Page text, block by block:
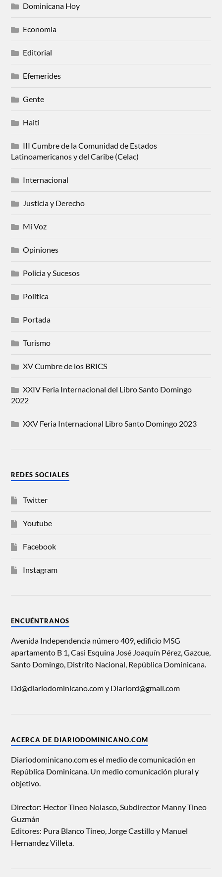
Dominicana Hoy
Economia
Editorial
Efemerides
Gente
Haiti
III Cumbre de la Comunidad de Estados
Latinoamericanos y del Caribe (Celac)
Internacional
Justicia y Derecho
Mi Voz
Opiniones
Policia y Sucesos
Politica
Portada
Turismo
XV Cumbre de los BRICS
XXIV Feria Internacional del Libro Santo Domingo
2022
XXV Feria Internacional Libro Santo Domingo 2023
REDES SOCIALES
Twitter
Youtube
Facebook
Instagram
ENCUÉNTRANOS
Avenida Independencia número 409, edificio MSG
apartamento B 1, Casi Esquina José Joaquín Pérez, Gazcue,
Santo Domingo, Distrito Nacional, República Dominicana.
Dd@diariodominicano.com y Diariord@gmail.com
ACERCA DE DIARIODOMINICANO.COM
Diariodominicano.com es el medio de comunicación en
República Dominicana. Un medio comunicación plural y
objetivo.
Director: Hector Tineo Nolasco, Subdirector Manny Tineo
Guzmán
Editores: Pura Blanco Tineo, Jorge Castillo y Manuel
Hernandez Villeta.